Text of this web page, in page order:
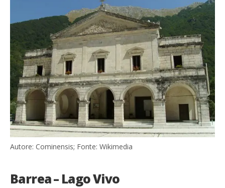
Autore: Cominensis; Fonte: Wikimedia
Barrea – Lago Vivo